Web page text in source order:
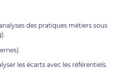
des pratiques métiers sous
les écarts avec les référentiels.